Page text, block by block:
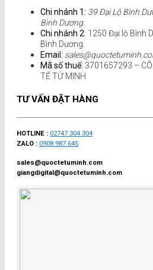
Chi nhánh 1: 39 Đại Lộ Bình
Bình Dương.
Chi nhánh 2: 1250 Đại lộ Bình
Bình Dương.
Email:
Mã số thuế: 3701657293 –
TẾ TỨ MINH
TƯ VẤN ĐẶT HÀNG
HOTLINE : 02747.304.304
ZALO : 0908.987.645
sales@quoctetuminh.com
giangdigital@quoctetuminh.com